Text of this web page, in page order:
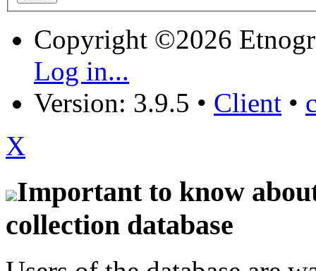
Copyright ©2026
Log in...
Version: 3.9.5 • Client •
X
Important to know
collection database